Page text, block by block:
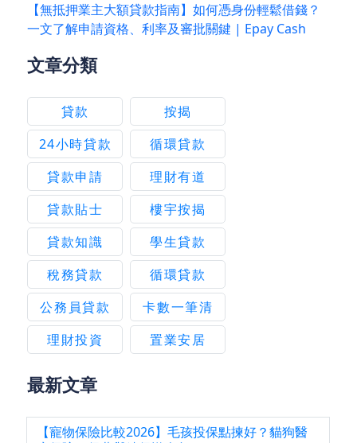
【無抵押業主大額貸款指南】如何憑身份輕鬆借錢？
一文了解申請資格、利率及審批關鍵 | Epay Cash
文章分類
貸款
按揭
24小時貸款
循環貸款
貸款申請
理財有道
貸款貼士
樓宇按揭
貸款知識
學生貸款
稅務貸款
循環貸款
公務員貸款
卡數一筆清
理財投資
置業安居
最新文章
【寵物保險比較2026】毛孩投保點揀好？貓狗醫